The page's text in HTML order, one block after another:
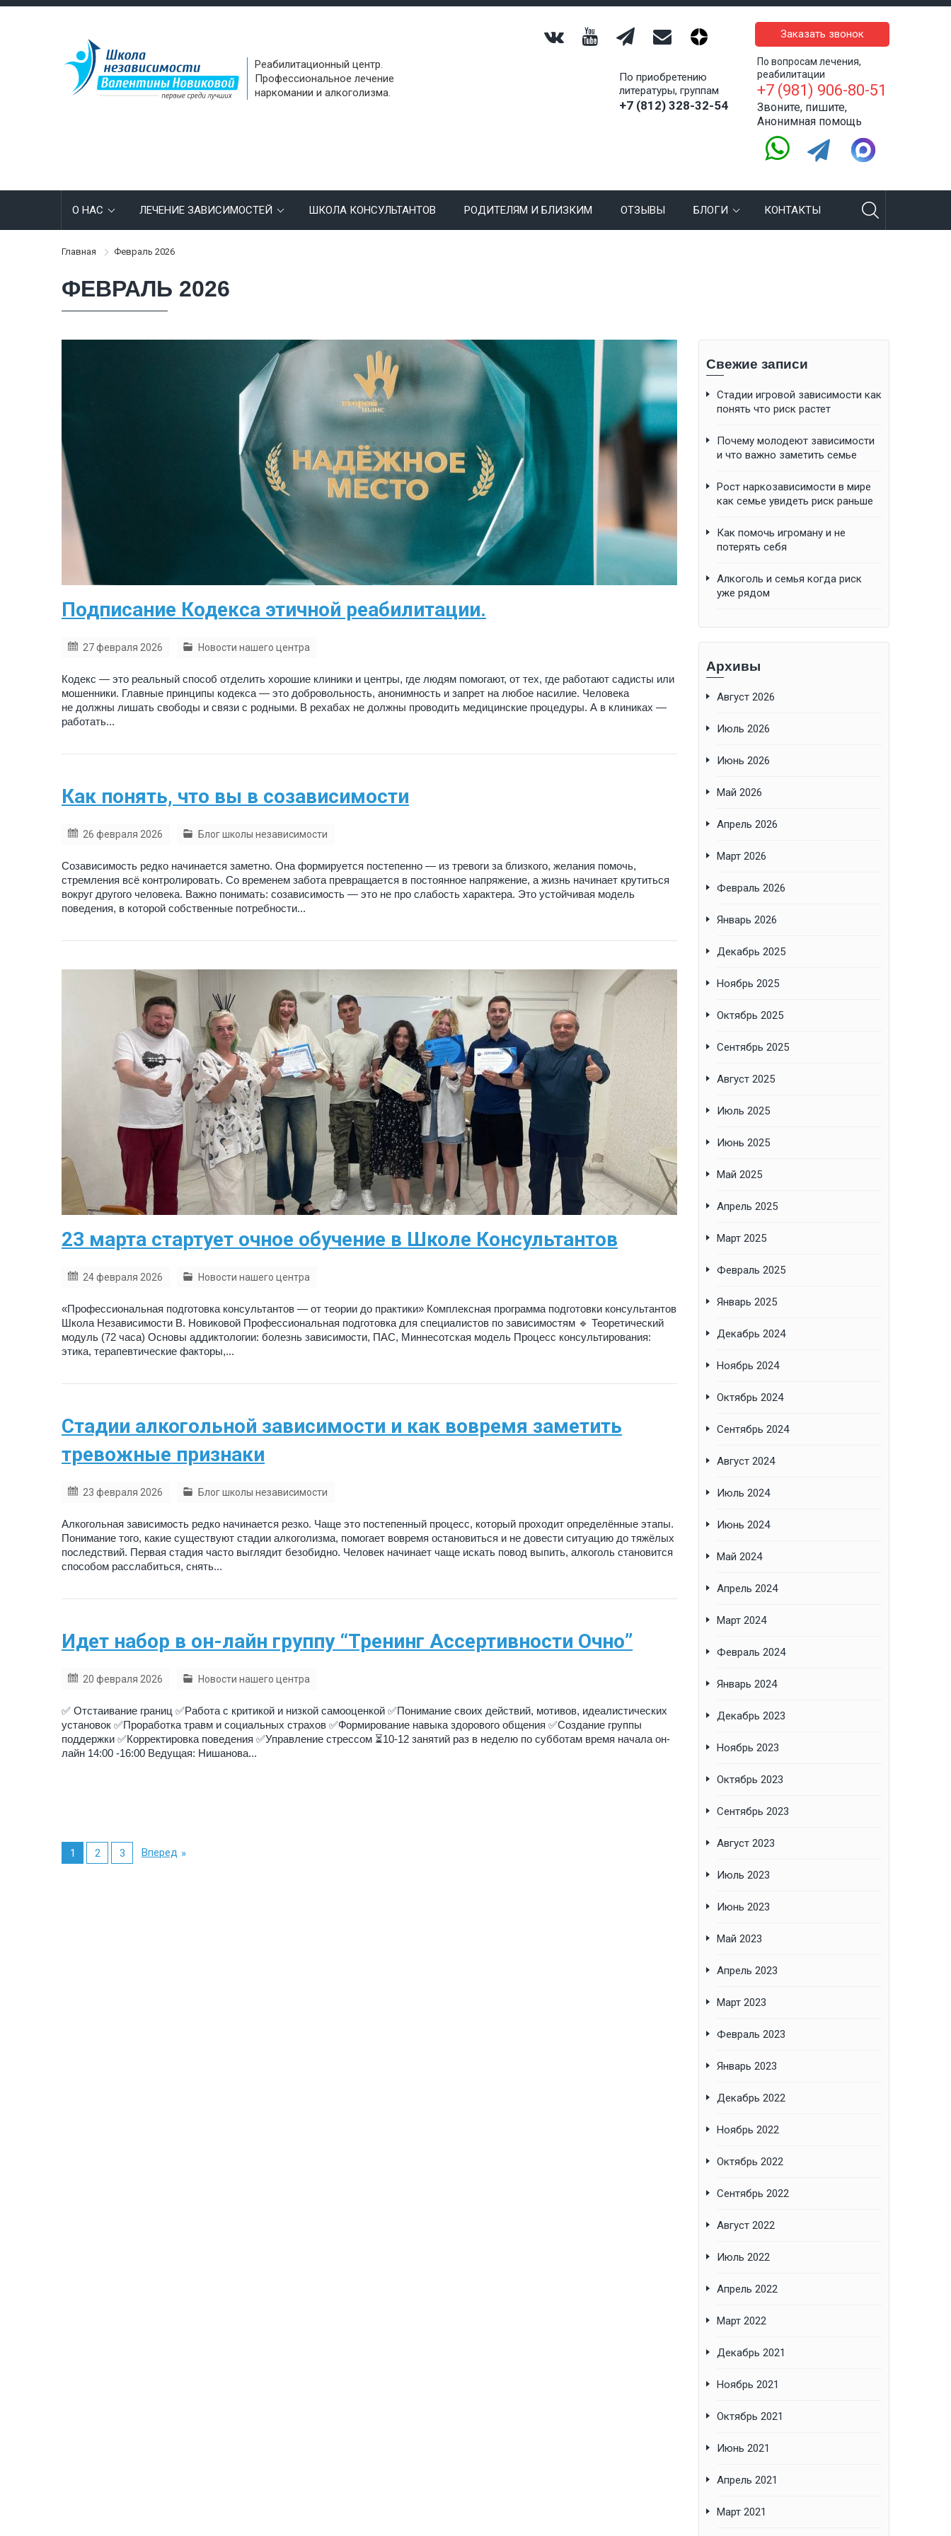
Реабилитационный центр.
Профессиональное лечение
наркомании и алкоголизма.
Заказать звонок
По приобретению
литературы, группам
+7 (812) 328-32-54
По вопросам лечения,
реабилитации
+7 (981) 906-80-51
Звоните, пишите,
Анонимная помощь
О НАС ЛЕЧЕНИЕ ЗАВИСИМОСТЕЙ ШКОЛА КОНСУЛЬТАНТОВ РОДИТЕЛЯМ И БЛИЗКИМ ОТЗЫВЫ БЛОГИ КОНТАКТЫ
Главная Февраль 2026
ФЕВРАЛЬ 2026
Подписание Кодекса этичной реабилитации.
27 февраля 2026 Новости нашего центра
Кодекс — это реальный способ отделить хорошие клиники и центры, где людям помогают, от тех, где работают садисты или
мошенники. Главные принципы кодекса — это добровольность, анонимность и запрет на любое насилие. Человека
не должны лишать свободы и связи с родными. В рехабах не должны проводить медицинские процедуры. А в клиниках —
работать...
Как понять, что вы в созависимости
26 февраля 2026 Блог школы независимости
Созависимость редко начинается заметно. Она формируется постепенно — из тревоги за близкого, желания помочь,
стремления всё контролировать. Со временем забота превращается в постоянное напряжение, а жизнь начинает крутиться
вокруг другого человека. Важно понимать: созависимость — это не про слабость характера. Это устойчивая модель
поведения, в которой собственные потребности...
23 марта стартует очное обучение в Школе Консультантов
24 февраля 2026 Новости нашего центра
«Профессиональная подготовка консультантов — от теории до практики» Комплексная программа подготовки консультантов
Школа Независимости В. Новиковой Профессиональная подготовка для специалистов по зависимостям 🔹 Теоретический
модуль (72 часа) Основы аддиктологии: болезнь зависимости, ПАС, Миннесотская модель Процесс консультирования:
этика, терапевтические факторы,...
Стадии алкогольной зависимости и как вовремя заметить
тревожные признаки
23 февраля 2026 Блог школы независимости
Алкогольная зависимость редко начинается резко. Чаще это постепенный процесс, который проходит определённые этапы.
Понимание того, какие существуют стадии алкоголизма, помогает вовремя остановиться и не довести ситуацию до тяжёлых
последствий. Первая стадия часто выглядит безобидно. Человек начинает чаще искать повод выпить, алкоголь становится
способом расслабиться, снять...
Идет набор в он-лайн группу “Тренинг Ассертивности Очно”
20 февраля 2026 Новости нашего центра
✅ Отстаивание границ ✅Работа с критикой и низкой самооценкой ✅Понимание своих действий, мотивов, идеалистических
установок ✅Проработка травм и социальных страхов ✅Формирование навыка здорового общения ✅Создание группы
поддержки ✅Корректировка поведения ✅Управление стрессом ⏳10-12 занятий раз в неделю по субботам время начала он-
лайн 14:00 -16:00 Ведущая: Нишанова...
1 2 3 Вперед
Свежие записи
Стадии игровой зависимости как
понять что риск растет
Почему молодеют зависимости
и что важно заметить семье
Рост наркозависимости в мире
как семье увидеть риск раньше
Как помочь игроману и не
потерять себя
Алкоголь и семья когда риск
уже рядом
Архивы
Август 2026
Июль 2026
Июнь 2026
Май 2026
Апрель 2026
Март 2026
Февраль 2026
Январь 2026
Декабрь 2025
Ноябрь 2025
Октябрь 2025
Сентябрь 2025
Август 2025
Июль 2025
Июнь 2025
Май 2025
Апрель 2025
Март 2025
Февраль 2025
Январь 2025
Декабрь 2024
Ноябрь 2024
Октябрь 2024
Сентябрь 2024
Август 2024
Июль 2024
Июнь 2024
Май 2024
Апрель 2024
Март 2024
Февраль 2024
Январь 2024
Декабрь 2023
Ноябрь 2023
Октябрь 2023
Сентябрь 2023
Август 2023
Июль 2023
Июнь 2023
Май 2023
Апрель 2023
Март 2023
Февраль 2023
Январь 2023
Декабрь 2022
Ноябрь 2022
Октябрь 2022
Сентябрь 2022
Август 2022
Июль 2022
Апрель 2022
Март 2022
Декабрь 2021
Ноябрь 2021
Октябрь 2021
Июнь 2021
Апрель 2021
Март 2021